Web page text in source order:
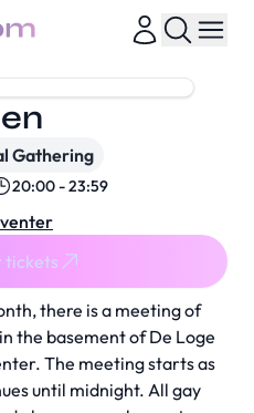
there is a meeting of
the basement of De Loge
The meeting starts as
until midnight. All gay
Gathering
20:00 - 23:59
tickets